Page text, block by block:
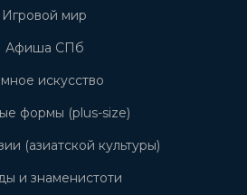
Игровой мир
Афиша СПб
искусство
формы (plus-size)
(азиатской культуры)
и знаменистоти